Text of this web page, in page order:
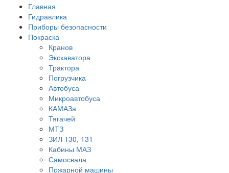
Главная
Гидравлика
Приборы безопасности
Покраска
Кранов
Экскаватора
Трактора
Погрузчика
Автобуса
Микроавтобуса
КАМАЗа
Тягачей
МТЗ
ЗИЛ 130, 131
Кабины МАЗ
Самосвала
Пожарной машины